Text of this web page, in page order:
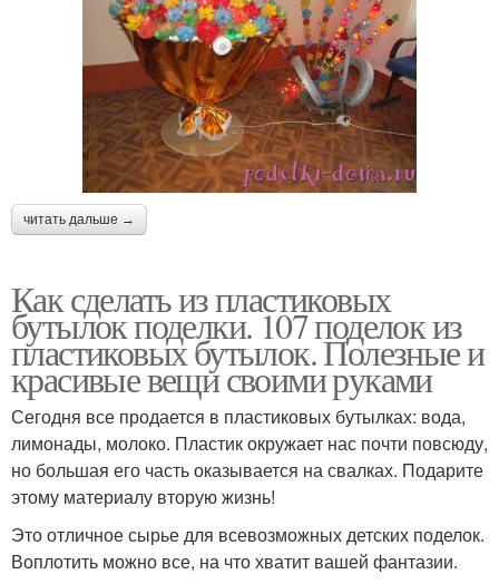
читать дальше →
Как сделать из пластиковых
бутылок поделки. 107 поделок из
пластиковых бутылок. Полезные и
красивые вещи своими руками
Сегодня все продается в пластиковых бутылках: вода,
лимонады, молоко. Пластик окружает нас почти повсюду,
но большая его часть оказывается на свалках. Подарите
этому материалу вторую жизнь!
Это отличное сырье для всевозможных детских поделок.
Воплотить можно все, на что хватит вашей фантазии.